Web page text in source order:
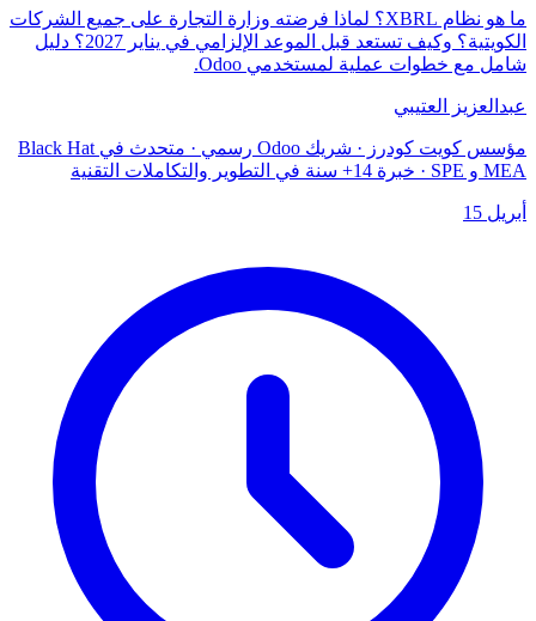
ما هو نظام XBRL؟ لماذا فرضته وزارة التجارة على جميع الشركات
الكويتية؟ وكيف تستعد قبل الموعد الإلزامي في يناير 2027؟ دليل
شامل مع خطوات عملية لمستخدمي Odoo.
عبدالعزيز العتيبي
مؤسس كويت كودرز · شريك Odoo رسمي · متحدث في Black Hat
MEA و SPE · خبرة 14+ سنة في التطوير والتكاملات التقنية
أبريل 15